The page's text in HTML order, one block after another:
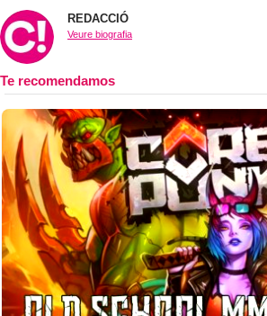
REDACCIÓ
Veure biografia